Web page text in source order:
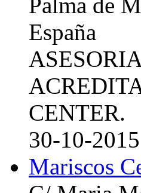
España
CENTER.
30-10-2015
Mariscos